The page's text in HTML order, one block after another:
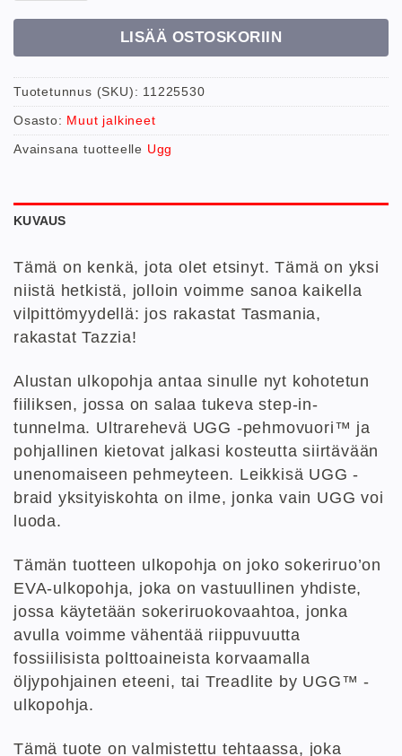
LISÄÄ OSTOSKORIIN
Tuotetunnus (SKU): 11225530
Osasto: Muut jalkineet
Avainsana tuotteelle Ugg
KUVAUS
Tämä on kenkä, jota olet etsinyt. Tämä on yksi
niistä hetkistä, jolloin voimme sanoa kaikella
vilpittömyydellä: jos rakastat Tasmania,
rakastat Tazzia!
Alustan ulkopohja antaa sinulle nyt kohotetun
fiiliksen, jossa on salaa tukeva step-in-
tunnelma. Ultrarehevä UGG -pehmovuori™ ja
pohjallinen kietovat jalkasi kosteutta siirtävään
unenomaiseen pehmeyteen. Leikkisä UGG -
braid yksityiskohta on ilme, jonka vain UGG voi
luoda.
Tämän tuotteen ulkopohja on joko sokeriruo’on
EVA-ulkopohja, joka on vastuullinen yhdiste,
jossa käytetään sokeriruokovaahtoa, jonka
avulla voimme vähentää riippuvuutta
fossiilisista polttoaineista korvaamalla
öljypohjainen eteeni, tai Treadlite by UGG™ -
ulkopohja.
Tämä tuote on valmistettu tehtaassa, joka